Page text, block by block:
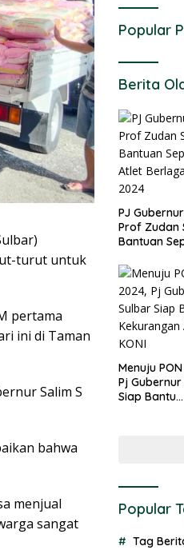
turut untuk
pertama
ini di Taman
Salim S
bahwa
menjual
sangat
Popular
Berita
PJ
Prof Zudan
Bantuan
PON 2024
Menuju
Pj
Siap Bantu
Popular
Tag